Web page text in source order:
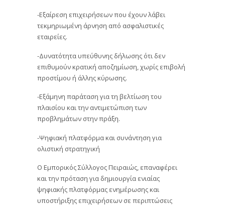
-Εξαίρεση επιχειρήσεων που έχουν λάβει
τεκμηριωμένη άρνηση από ασφαλιστικές
εταιρείες.
-Δυνατότητα υπεύθυνης δήλωσης ότι δεν
επιθυμούν κρατική αποζημίωση, χωρίς επιβολή
προστίμου ή άλλης κύρωσης.
-Εξάμηνη παράταση για τη βελτίωση του
πλαισίου και την αντιμετώπιση των
προβλημάτων στην πράξη.
-Ψηφιακή πλατφόρμα και συνάντηση για
ολιστική στρατηγική
Ο Εμπορικός Σύλλογος Πειραιώς, επαναφέρει
και την πρόταση για δημιουργία ενιαίας
ψηφιακής πλατφόρμας ενημέρωσης και
υποστήριξης επιχειρήσεων σε περιπτώσεις